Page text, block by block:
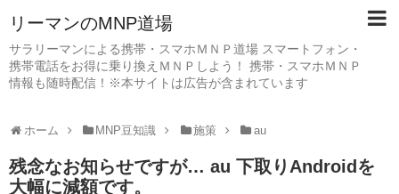
リーマンのMNP道場
サラリーマンによる携帯・スマホＭＮＰ道場 スマートフォン・
携帯電話をお得に乗り換えＭＮＰしよう！ 携帯・スマホＭＮＰ
情報も随時配信！※本サイトは広告が含まれています
ホーム MNP豆知識 施策 au
残念なお知らせですが… au 下取りAndroidを
大幅に減額です。